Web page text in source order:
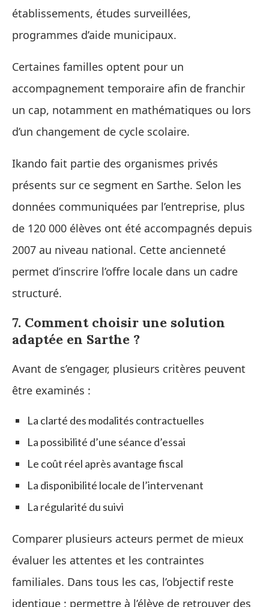
établissements, études surveillées,
programmes d’aide municipaux.
Certaines familles optent pour un
accompagnement temporaire afin de franchir
un cap, notamment en mathématiques ou lors
d’un changement de cycle scolaire.
Ikando fait partie des organismes privés
présents sur ce segment en Sarthe. Selon les
données communiquées par l’entreprise, plus
de 120 000 élèves ont été accompagnés depuis
2007 au niveau national. Cette ancienneté
permet d’inscrire l’offre locale dans un cadre
structuré.
7. Comment choisir une solution
adaptée en Sarthe ?
Avant de s’engager, plusieurs critères peuvent
être examinés :
La clarté des modalités contractuelles
La possibilité d’une séance d’essai
Le coût réel après avantage fiscal
La disponibilité locale de l’intervenant
La régularité du suivi
Comparer plusieurs acteurs permet de mieux
évaluer les attentes et les contraintes
familiales. Dans tous les cas, l’objectif reste
identique : permettre à l’élève de retrouver des